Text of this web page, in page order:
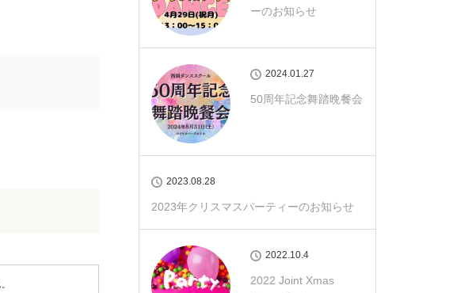
ーのお知らせ
2024.01.27
50周年記念舞踏晩餐会
2023.08.28
2023年クリスマスパーティーのお知らせ
2022.10.4
2022 Joint Xmas